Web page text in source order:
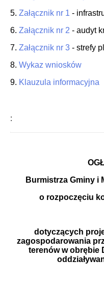
5. Załącznik nr 1 -
6. Załącznik nr 2 - audyt
7. Załącznik nr 3 - strefy
8. Wykaz wniosków
9. Klauzula informacyjna
:
Burmistrza Gminy i
o rozpoczęciu
dotyczących
zagospodarowania
terenów w obrębie